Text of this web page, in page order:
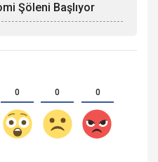
Şöleni Başlıyor
0 0 0